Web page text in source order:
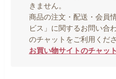
きません。
商品の注文・配送・会員
ビス」に関するお問い合
のチャットをご利用くださ
お買い物サイトのチャッ